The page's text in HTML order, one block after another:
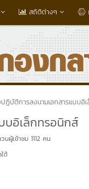
สถิติต่างๆ
ฏิบัติการลงนามเอกสารแบบอิ
บอิเล็กทรอนิกส์
นผู้เข้าชม 1112 คน
ต้